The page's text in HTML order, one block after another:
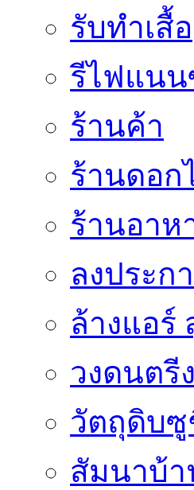
รับทำเสื้อ
รีไฟแนน
ร้านค้า
ร้านดอก
ร้านอาห
ลงประก
ล้างแอร์
วงดนตรี
วัตถุดิบ
สัมนาบ้า